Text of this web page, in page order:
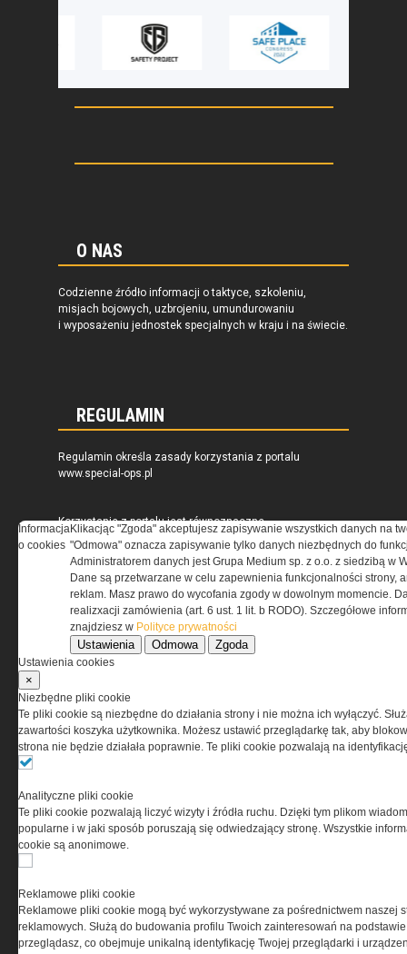
O NAS
Codzienne źródło informacji o taktyce, szkoleniu,
misjach bojowych, uzbrojeniu, umundurowaniu
i wyposażeniu jednostek specjalnych w kraju i na świecie.
REGULAMIN
Regulamin określa zasady korzystania z portalu
www.special-ops.pl
Korzystanie z portalu jest równoznaczne
z zaakceptowaniem warunków ustanowionych
przez Grupa MEDIUM Spółka z ograniczoną
odpowiedzialnością Spółka komandytowa, nr KRS:
0000537655, NIP 1132860378, REGON 146393437
(zwana dalej Grupa MEDIUM) w postaci Regulaminu.
Przeczytaj regulamin
PRYWATNOŚĆ
informacji na Twoim komputerze. Pliki cookies stosujemy
w celu świadczenia usług na najwyższym poziomie,
w tym w sposób dostosowany do indywidualnych potrzeb.
Korzystanie z witryny bez zmiany ustawień dotyczących
dokonać zmiany ustawień przeglądarki dotyczących
cookies. Nim Państwo zaczną korzystać z naszego
serwisu prosimy o zapoznanie się z nasząpolityką
prywatnościoraz informacją o cookies .
Informacja
o cookies
Klikacjąc "Zgoda" akceptujesz zapisywanie wszystkich danych na
"Odmowa" oznacza zapisywanie tylko danych niezbędnych do
Administratorem danych jest Grupa Medium sp. z o.o. z siedzibą w
Dane są przetwarzane w celu zapewnienia funkcjonalności strony,
reklam. Masz prawo do wycofania zgody w dowolnym momencie.
realizxacji zamówienia (art. 6 ust. 1 lit. b RODO). Szczegółowe
znajdziesz w Polityce prywatności
Ustawienia Odmowa Zgoda
Ustawienia cookies
×
Niezbędne pliki cookie
Te pliki cookie są niezbędne do działania strony i nie można ich wyłączyć.
zawartości koszyka użytkownika. Możesz ustawić przeglądarkę tak, aby
strona nie będzie działała poprawnie. Te pliki cookie pozwalają na
Analityczne pliki cookie
Te pliki cookie pozwalają liczyć wizyty i źródła ruchu. Dzięki tym plikom
popularne i w jaki sposób poruszają się odwiedzający stronę. Wszystkie
cookie są anonimowe.
Reklamowe pliki cookie
Reklamowe pliki cookie mogą być wykorzystywane za pośrednictwem naszej
reklamowych. Służą do budowania profilu Twoich zainteresowań na
przeglądasz, co obejmuje unikalną identyfikację Twojej przeglądarki i